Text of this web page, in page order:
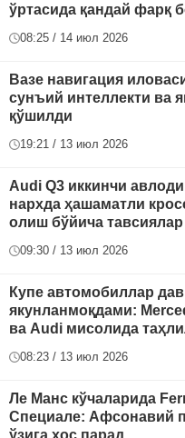
ўртасида қандай фарқ
08:25 / 14 июл 2026
Вазе навигация
сунъий интеллекти ва
қўшилди
19:21 / 13 июл 2026
Audi Q3 иккинчи
нархда ҳашаматли
олиш бўйича тавсиялар
09:30 / 13 июл 2026
Купе автомобиллар
якунланмоқдами:
ва Audi мисолида
08:23 / 13 июл 2026
Ле Манс кўчаларида
Специале: Афсонавий
ўзига хос парад